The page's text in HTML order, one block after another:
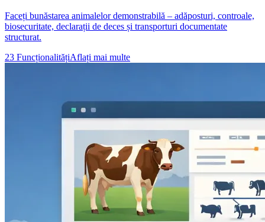
Faceți bunăstarea animalelor demonstrabilă – adăposturi, controale,
biosecuritate, declarații de deces și transporturi documentate
structurat.
23 FuncționalitățiAflați mai multe